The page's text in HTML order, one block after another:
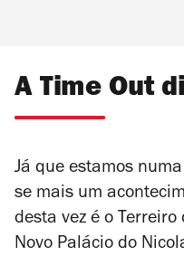
A Time Out
Já que estamos
se mais um
desta vez é o
Novo Palácio do